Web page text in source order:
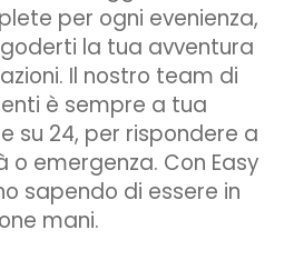
per ogni evenienza,
la tua avventura
Il nostro team di
è sempre a tua
su 24, per rispondere a
o emergenza. Con Easy
sapendo di essere in
mani.